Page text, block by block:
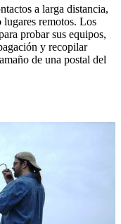
a larga distancia,
lugares remotos. Los
probar sus equipos,
y recopilar
de una postal del